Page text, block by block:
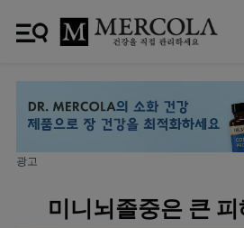
광고
미니뇌졸중은 큰